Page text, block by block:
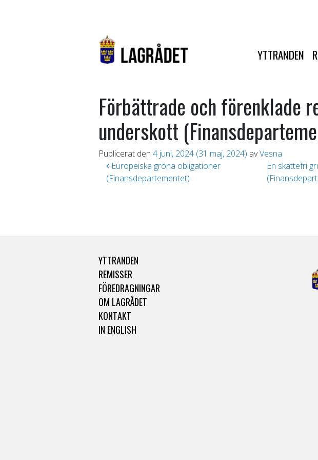
YTTRANDEN
Förbättrade och förenklade
underskott
Publicerat den 4 juni, 2024 (31 maj, 2024) avVesna
Inläggsnavigering
Europeiska gröna obligationer
(Finansdepartementet)
En skattefri
YTTRANDEN
REMISSER
FÖREDRAGNINGAR
OM LAGRÅDET
KONTAKT
IN ENGLISH